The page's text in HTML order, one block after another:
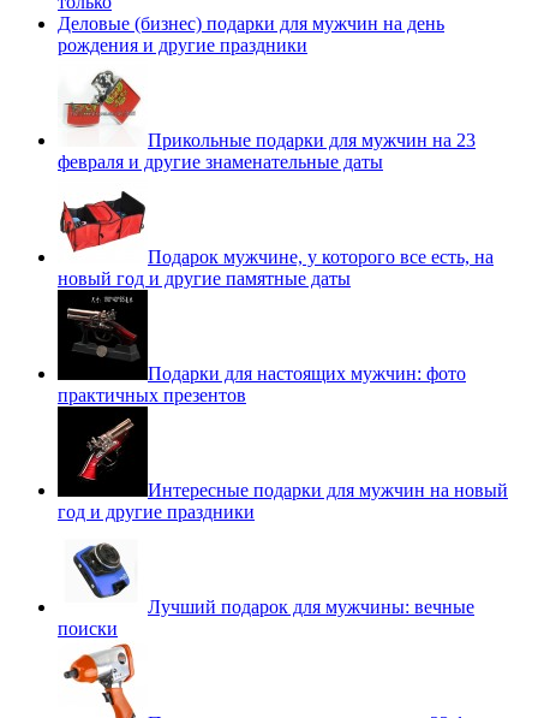
Деловые (бизнес) подарки для мужчин на день
рождения и другие праздники
Прикольные подарки для мужчин на 23
февраля и другие знаменательные даты
Подарок мужчине, у которого все есть, на
новый год и другие памятные даты
Подарки для настоящих мужчин: фото
практичных презентов
Интересные подарки для мужчин на новый
год и другие праздники
Лучший подарок для мужчины: вечные
поиски